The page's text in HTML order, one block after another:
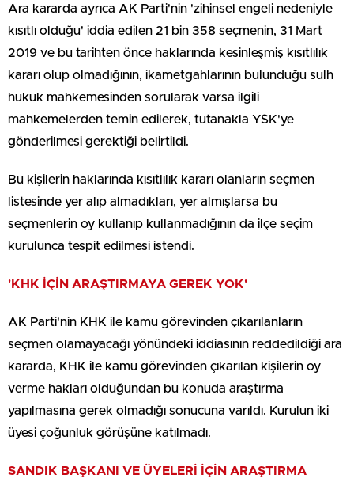
Ara kararda ayrıca AK Parti'nin 'zihinsel engeli nedeniyle
kısıtlı olduğu' iddia edilen 21 bin 358 seçmenin, 31 Mart
2019 ve bu tarihten önce haklarında kesinleşmiş kısıtlılık
kararı olup olmadığının, ikametgahlarının bulunduğu sulh
hukuk mahkemesinden sorularak varsa ilgili
mahkemelerden temin edilerek, tutanakla YSK'ye
gönderilmesi gerektiği belirtildi.
Bu kişilerin haklarında kısıtlılık kararı olanların seçmen
listesinde yer alıp almadıkları, yer almışlarsa bu
seçmenlerin oy kullanıp kullanmadığının da ilçe seçim
kurulunca tespit edilmesi istendi.
'KHK İÇİN ARAŞTIRMAYA GEREK YOK'
AK Parti'nin KHK ile kamu görevinden çıkarılanların
seçmen olamayacağı yönündeki iddiasının reddedildiği ara
kararda, KHK ile kamu görevinden çıkarılan kişilerin oy
verme hakları olduğundan bu konuda araştırma
yapılmasına gerek olmadığı sonucuna varıldı. Kurulun iki
üyesi çoğunluk görüşüne katılmadı.
SANDIK BAŞKANI VE ÜYELERİ İÇİN ARAŞTIRMA